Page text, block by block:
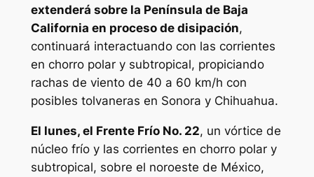
extenderá sobre la Península de Baja
California en proceso de disipación,
continuará interactuando con las corrientes
en chorro polar y subtropical, propiciando
rachas de viento de 40 a 60 km/h con
posibles tolvaneras en Sonora y Chihuahua.
El lunes, el Frente Frío No. 22, un vórtice de
núcleo frío y las corrientes en chorro polar y
subtropical, sobre el noroeste de México,